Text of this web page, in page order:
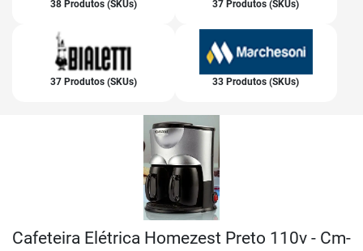
38 Produtos (SKUs) 37 Produtos (SKUs)
37 Produtos (SKUs) 33 Produtos (SKUs)
Cafeteira Elétrica Homezest Preto 110v - Cm-